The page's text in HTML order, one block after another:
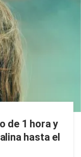
de 1 hora y
hasta el